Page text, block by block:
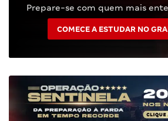
Prepare-se com quem mais
COMECE A ESTUDAR NO